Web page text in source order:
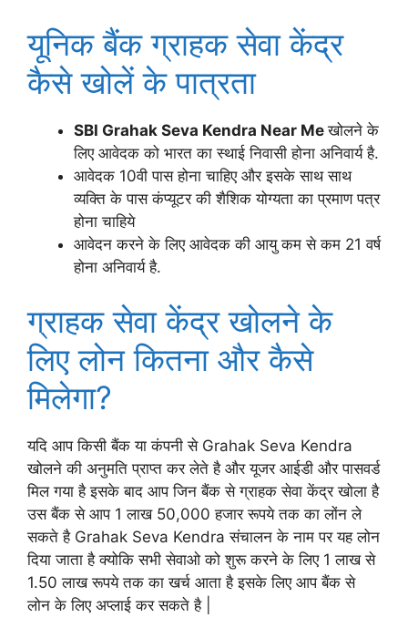
यूनिक बैंक ग्राहक सेवा केंद्र
कैसे खोलें के पात्रता
SBI Grahak Seva Kendra Near Meखोलने के
लिए आवेदक को भारत का स्थाई निवासी होना अनिवार्य है.
आवेदक 10वी पास होना चाहिए और इसके साथ साथ
व्यक्ति के पास कंप्यूटर की शैशिक योग्यता का प्रमाण पत्र
होना चाहिये
आवेदन करने के लिए आवेदक की आयु कम से कम 21 वर्ष
होना अनिवार्य है.
ग्राहक सेवा केंद्र खोलने के
लिए लोन कितना और कैसे
मिलेगा?
यदि आप किसी बैंक या कंपनी से Grahak Seva Kendra
खोलने की अनुमति प्राप्त कर लेते है और यूजर आईडी और पासवर्ड
मिल गया है इसके बाद आप जिन बैंक से ग्राहक सेवा केंद्र खोला है
उस बैंक से आप 1 लाख 50,000 हजार रूपये तक का लोंन ले
सकते है Grahak Seva Kendra संचालन के नाम पर यह लोन
दिया जाता है क्योकि सभी सेवाओ को शुरू करने के लिए 1 लाख से
1.50 लाख रूपये तक का खर्च आता है इसके लिए आप बैंक से
लोन के लिए अप्लाई कर सकते है |